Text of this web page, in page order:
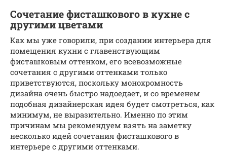
Сочетание фисташкового в кухне с
другими цветами
Как мы уже говорили, при создании интерьера для
помещения кухни с главенствующим
фисташковым оттенком, его всевозможные
сочетания с другими оттенками только
приветствуются, поскольку монохромность
дизайна очень быстро надоедает, и со временем
подобная дизайнерская идея будет смотреться, как
минимум, не выразительно. Именно по этим
причинам мы рекомендуем взять на заметку
несколько идей сочетания фисташкового в
интерьере с другими оттенками.